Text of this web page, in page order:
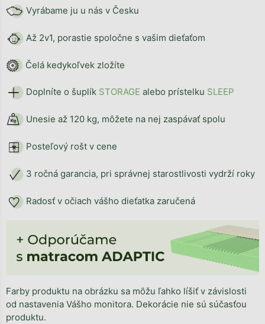
Vyrábame ju u nás v Česku
Až 2v1, porastie spoločne s vašim dieťaťom
Čelá kedykoľvek zložíte
Doplníte o šuplík STORAGE alebo prístelku SLEEP
Unesie až 120 kg, môžete na nej zaspávať spolu
Posteľový rošt v cene
3 ročná garancia, pri správnej starostlivosti vydrží roky
Radosť v očiach vášho dieťatka zaručená
Farby produktu na obrázku sa môžu ľahko líšiť v závislosti
od nastavenia Vášho monitora. Dekorácie nie sú súčasťou
produktu.